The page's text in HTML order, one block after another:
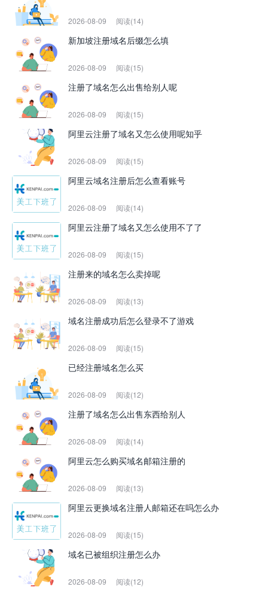
2026-08-09 阅读(14)
新加坡注册域名后缀怎么填
2026-08-09 阅读(15)
注册了域名怎么出售给别人呢
2026-08-09 阅读(15)
阿里云注册了域名又怎么使用呢知乎
2026-08-09 阅读(15)
阿里云域名注册后怎么查看账号
2026-08-09 阅读(14)
阿里云注册了域名又怎么使用不了了
2026-08-09 阅读(15)
注册来的域名怎么卖掉呢
2026-08-09 阅读(13)
域名注册成功后怎么登录不了游戏
2026-08-09 阅读(15)
已经注册域名怎么买
2026-08-09 阅读(12)
注册了域名怎么出售东西给别人
2026-08-09 阅读(14)
阿里云怎么购买域名邮箱注册的
2026-08-09 阅读(13)
阿里云更换域名注册人邮箱还在吗怎么办
2026-08-09 阅读(15)
域名已被组织注册怎么办
2026-08-09 阅读(12)